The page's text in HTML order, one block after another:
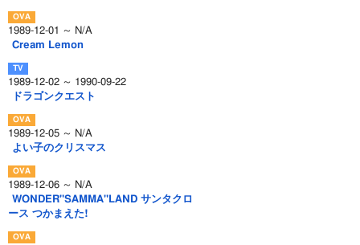
1989-12-01 ～ N/A
Cream Lemon
1989-12-02 ～ 1990-09-22
ドラゴンクエスト
1989-12-05 ～ N/A
よい子のクリスマス
1989-12-06 ～ N/A
WONDER"SAMMA"LAND サンタクロ
ース つかまえた!